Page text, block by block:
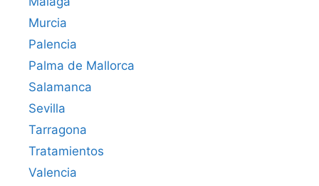
Murcia
Palencia
Palma de Mallorca
Salamanca
Sevilla
Tarragona
Tratamientos
Valencia